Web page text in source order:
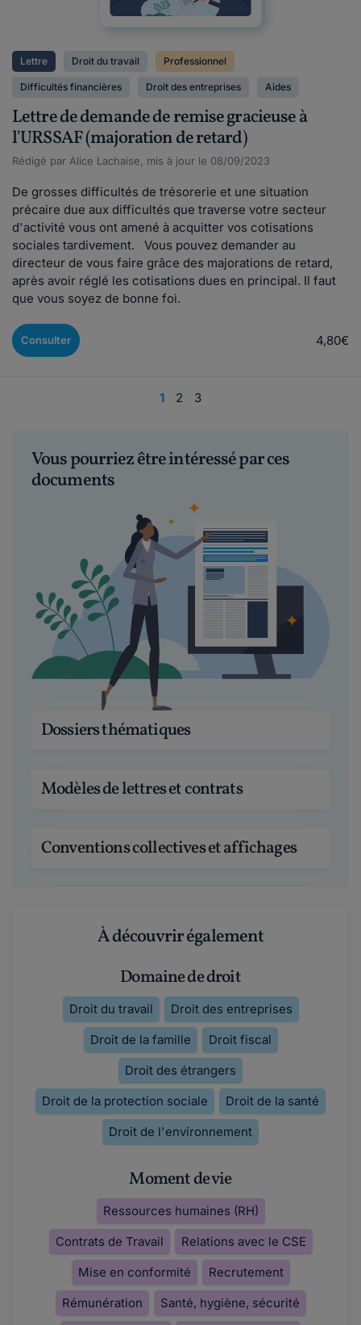
Lettre Droit du travail Professionnel
Difficultés financières Droit des entreprises Aides
Lettre de demande de remise gracieuse à
l'URSSAF (majoration de retard)
Rédigé par Alice Lachaise, mis à jour le 08/09/2023
De grosses difficultés de trésorerie et une situation
précaire due aux difficultés que traverse votre secteur
d'activité vous ont amené à acquitter vos cotisations
sociales tardivement. Vous pouvez demander au
directeur de vous faire grâce des majorations de retard,
après avoir réglé les cotisations dues en principal. Il faut
que vous soyez de bonne foi.
Consulter 4,80€
1 2 3
Vous pourriez être intéressé par ces
documents
Dossiers thématiques
Modèles de lettres et contrats
Conventions collectives et affichages
À découvrir également
Domaine de droit
Droit du travail
Droit des entreprises
Droit de la famille
Droit fiscal
Droit des étrangers
Droit de la protection sociale
Droit de la santé
Droit de l'environnement
Moment de vie
Ressources humaines (RH)
Contrats de Travail
Relations avec le CSE
Mise en conformité
Recrutement
Rémunération
Santé, hygiène, sécurité